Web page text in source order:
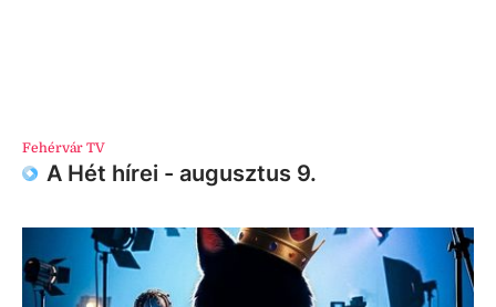
Fehérvár TV
A Hét hírei - augusztus 9.